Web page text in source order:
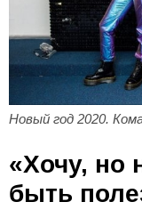
Новый год 2020.
«Хочу, но
быть